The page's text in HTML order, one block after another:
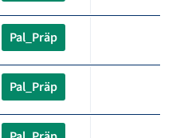
Pal_Präp
Pal_Präp